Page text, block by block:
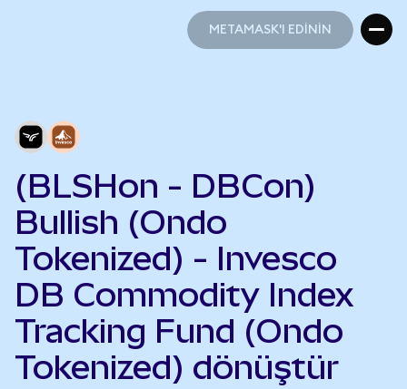
METAMASK'I EDİNİN
(BLSHon - DBCon)
Bullish (Ondo
Tokenized) - Invesco
DB Commodity Index
Tracking Fund (Ondo
Tokenized) dönüştür